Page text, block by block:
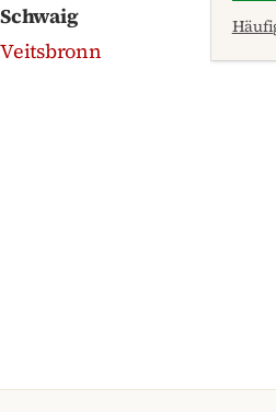
Schwaig
Veitsbronn